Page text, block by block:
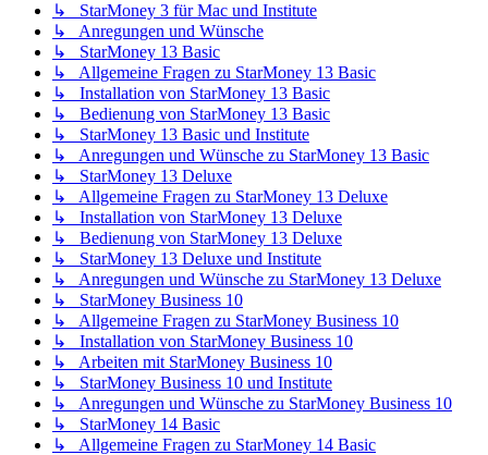
↳ StarMoney 3 für Mac und Institute
↳ Anregungen und Wünsche
↳ StarMoney 13 Basic
↳ Allgemeine Fragen zu StarMoney 13 Basic
↳ Installation von StarMoney 13 Basic
↳ Bedienung von StarMoney 13 Basic
↳ StarMoney 13 Basic und Institute
↳ Anregungen und Wünsche zu StarMoney 13 Basic
↳ StarMoney 13 Deluxe
↳ Allgemeine Fragen zu StarMoney 13 Deluxe
↳ Installation von StarMoney 13 Deluxe
↳ Bedienung von StarMoney 13 Deluxe
↳ StarMoney 13 Deluxe und Institute
↳ Anregungen und Wünsche zu StarMoney 13 Deluxe
↳ StarMoney Business 10
↳ Allgemeine Fragen zu StarMoney Business 10
↳ Installation von StarMoney Business 10
↳ Arbeiten mit StarMoney Business 10
↳ StarMoney Business 10 und Institute
↳ Anregungen und Wünsche zu StarMoney Business 10
↳ StarMoney 14 Basic
↳ Allgemeine Fragen zu StarMoney 14 Basic